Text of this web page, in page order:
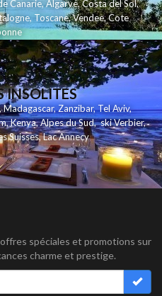
Canarie,Algarve,Costa del Sol,
,Toscane,Vendee,Cote
INSOLITES
,Madagascar,Zanzibar,Tel Aviv,
,Kenya,Alpes du Sud,ski Verbier,
Suisses,Lac Annecy
spéciales et promotions sur
charme et prestige.